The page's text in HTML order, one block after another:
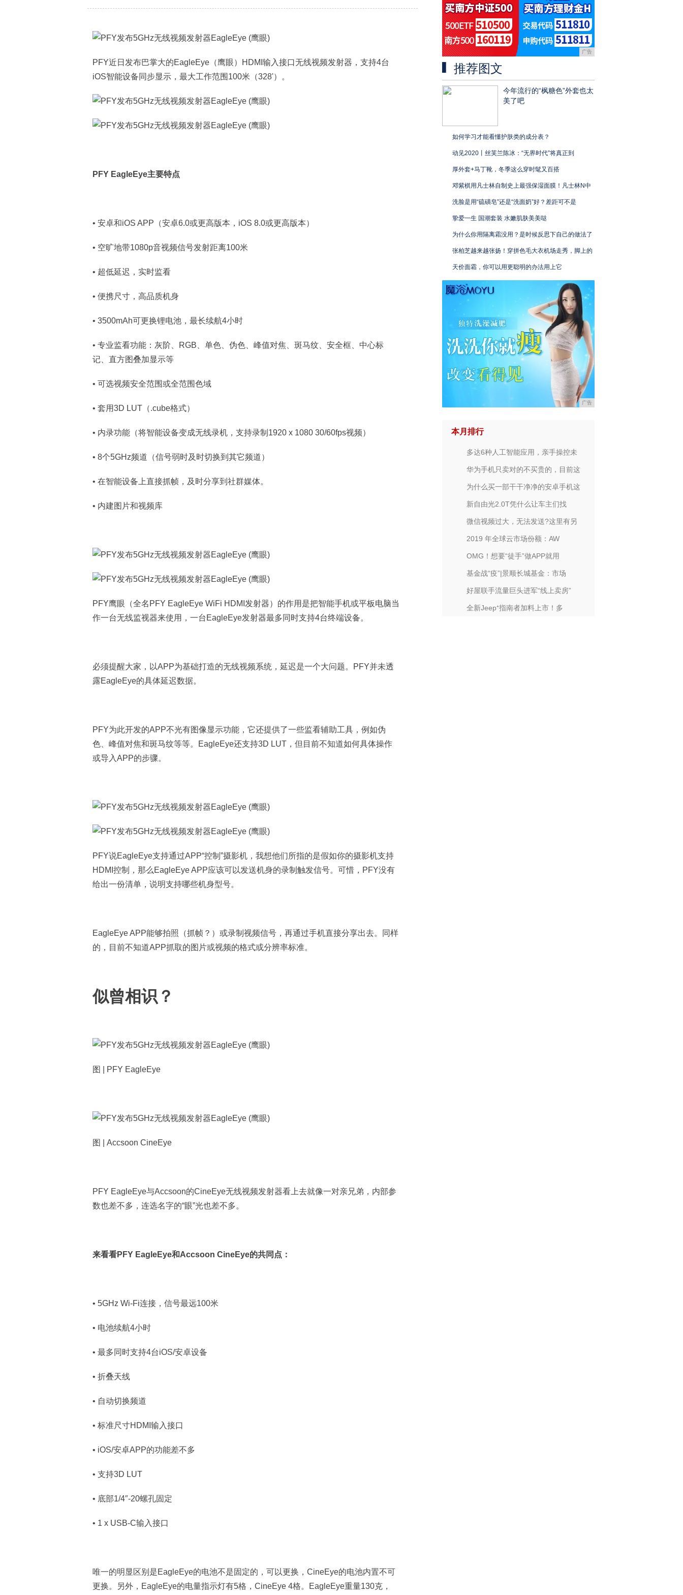
PFY近日发布巴掌大的EagleEye（鹰眼）HDMI输入接口无线视频发射器，支持4台
iOS智能设备同步显示，最大工作范围100米（328'）。
PFY EagleEye主要特点
• 安卓和iOS APP（安卓6.0或更高版本，iOS 8.0或更高版本）
• 空旷地带1080p音视频信号发射距离100米
• 超低延迟，实时监看
• 便携尺寸，高品质机身
• 3500mAh可更换锂电池，最长续航4小时
• 专业监看功能：灰阶、RGB、单色、伪色、峰值对焦、斑马纹、安全框、中心标
记、直方图叠加显示等
• 可选视频安全范围或全范围色域
• 套用3D LUT（.cube格式）
• 内录功能（将智能设备变成无线录机，支持录制1920 x 1080 30/60fps视频）
• 8个5GHz频道（信号弱时及时切换到其它频道）
• 在智能设备上直接抓帧，及时分享到社群媒体。
• 内建图片和视频库
PFY鹰眼（全名PFY EagleEye WiFi HDMI发射器）的作用是把智能手机或平板电脑当
作一台无线监视器来使用，一台EagleEye发射器最多同时支持4台终端设备。
必须提醒大家，以APP为基础打造的无线视频系统，延迟是一个大问题。PFY并未透
露EagleEye的具体延迟数据。
PFY为此开发的APP不光有图像显示功能，它还提供了一些监看辅助工具，例如伪
色、峰值对焦和斑马纹等等。EagleEye还支持3D LUT，但目前不知道如何具体操作
或导入APP的步骤。
PFY说EagleEye支持通过APP“控制”摄影机，我想他们所指的是假如你的摄影机支持
HDMI控制，那么EagleEye APP应该可以发送机身的录制触发信号。可惜，PFY没有
给出一份清单，说明支持哪些机身型号。
EagleEye APP能够拍照（抓帧？）或录制视频信号，再通过手机直接分享出去。同样
的，目前不知道APP抓取的图片或视频的格式或分辨率标准。
似曾相识？
图 | PFY EagleEye
图 | Accsoon CineEye
PFY EagleEye与Accsoon的CineEye无线视频发射器看上去就像一对亲兄弟，内部参
数也差不多，连选名字的“眼”光也差不多。
来看看PFY EagleEye和Accsoon CineEye的共同点：
• 5GHz Wi-Fi连接，信号最远100米
• 电池续航4小时
• 最多同时支持4台iOS/安卓设备
• 折叠天线
• 自动切换频道
• 标准尺寸HDMI输入接口
• iOS/安卓APP的功能差不多
• 支持3D LUT
• 底部1/4″-20螺孔固定
• 1 x USB-C输入接口
唯一的明显区别是EagleEye的电池不是固定的，可以更换，CineEye的电池内置不可
更换。另外，EagleEye的电量指示灯有5格，CineEye 4格。EagleEye重量130克，
广告
推荐图文
今年流行的“枫糖色”外套也太
美了吧
如何学习才能看懂护肤类的成分表？
动见2020丨丝芙兰陈冰：“无界时代”将真正到
厚外套+马丁靴，冬季这么穿时髦又百搭
邓紫棋用凡士林自制史上最强保湿面膜！凡士林N中
洗脸是用“硫磺皂”还是“洗面奶”好？差距可不是
挚爱一生 国潮套装 水嫩肌肤美美哒
为什么你用隔离霜没用？是时候反思下自己的做法了
张柏芝越来越张扬！穿拼色毛大衣机场走秀，脚上的
天价面霜，你可以用更聪明的办法用上它
广告
本月排行
多达6种人工智能应用，亲手操控未
华为手机只卖对的不买贵的，目前这
为什么买一部干干净净的安卓手机这
新自由光2.0T凭什么让车主们找
微信视频过大，无法发送?这里有另
2019 年全球云市场份额：AW
OMG！想要“徒手”做APP就用
基金战“疫”|景顺长城基金：市场
好屋联手流量巨头进军“线上卖房”
全新Jeep⁺指南者加料上市！多